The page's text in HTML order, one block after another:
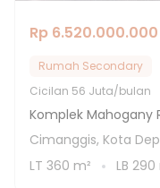
Rp 6.520.000.000
Rumah Secondary
Cicilan 56 Juta/bulan
Komplek Mahogany
Cimanggis, Kota
LT 360 m² LB 290